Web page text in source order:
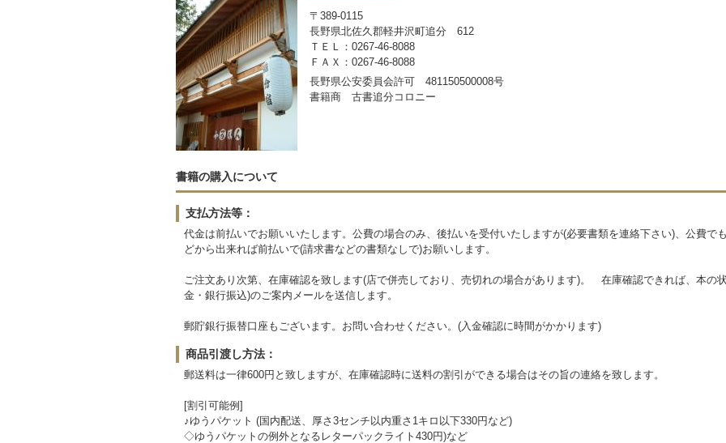
〒389-0115
長野県北佐久郡軽井沢町追分 612
ＴＥＬ：0267-46-8088
ＦＡＸ：0267-46-8088
長野県公安委員会許可 481150500008号
書籍商 古書追分コロニー
書籍の購入について
支払方法等：
代金は前払いでお願いいたします。公費の場合のみ、後払いを受付いたしますが(必要書類を連絡下さい)、公費で
どから出来れば前払いで(請求書などの書類なしで)お願いします。
ご注文あり次第、在庫確認を致します(店で併売しており、売切れの場合があります)。 在庫確認できれば、本の
金・銀行振込)のご案内メールを送信します。
郵貯銀行振替口座もございます。お問い合わせください。(入金確認に時間がかかります)
商品引渡し方法：
郵送料は一律600円と致しますが、在庫確認時に送料の割引ができる場合はその旨の連絡を致します。
[割引可能例]
♪ゆうパケット (国内配送、厚さ3センチ以内重さ1キロ以下330円など)
◇ゆうパケットの例外となるレターパックライト430円)など